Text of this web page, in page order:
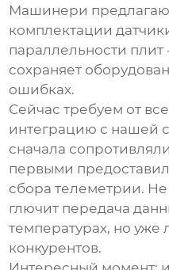
Машинери
комплектации
параллельности плит
сохраняет
ошибках.
Сейчас требуем от
интеграцию с нашей
сначала
первыми
сбора телеметрии.
глючит передача
температурах, но уже
конкурентов.